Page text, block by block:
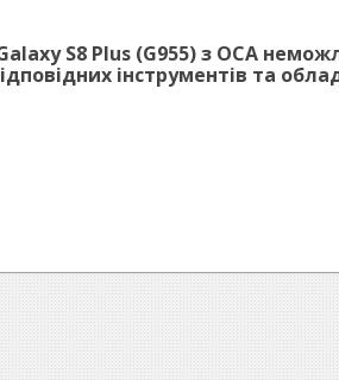
S8 Plus (G955) з OCA
інструментів та